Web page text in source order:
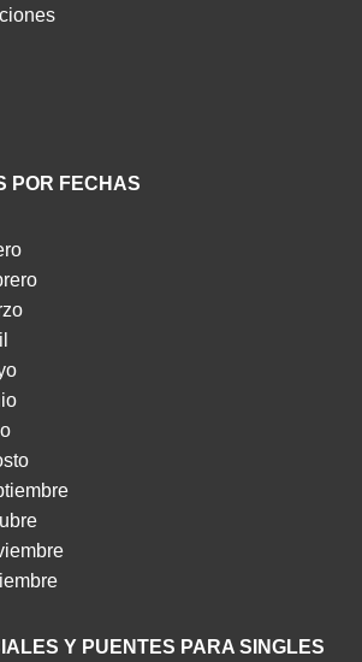
POR FECHAS
Y PUENTES PARA SINGLES